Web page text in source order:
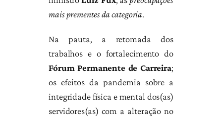
mais prementes da categoria.
Na pauta, a retomada dos
trabalhos e o fortalecimento do
Fórum Permanente de Carreira;
os efeitos da pandemia sobre a
integridade física e mental dos(as)
servidores(as) com a alteração no